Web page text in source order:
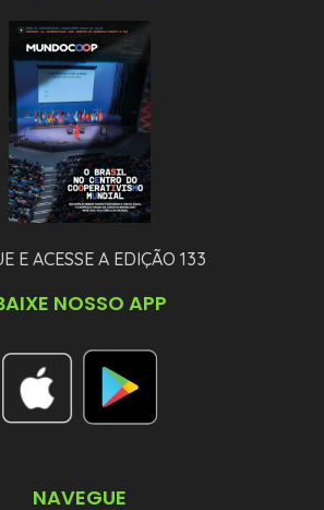
E ACESSE A EDIÇÃO 133
NOSSO APP
NAVEGUE